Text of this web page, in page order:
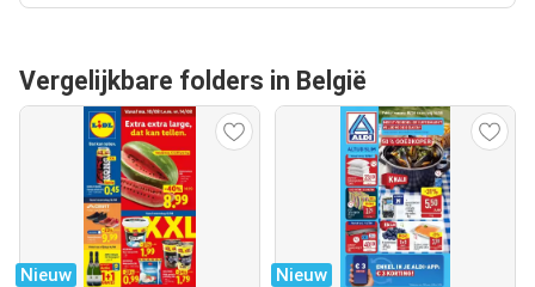
Vergelijkbare folders in België
Nieuw Nieuw